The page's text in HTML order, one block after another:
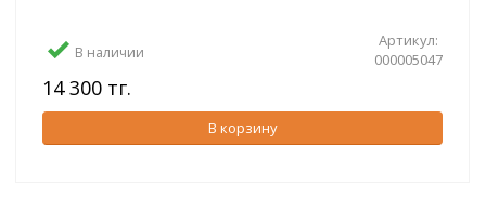
В наличии
Артикул:
000005047
14 300 тг.
В корзину